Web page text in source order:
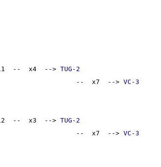
--  x4  -->
TUG-2
--  x7  -->
VC-3
--  x3  -->
TUG-2
--  x7  -->
VC-3